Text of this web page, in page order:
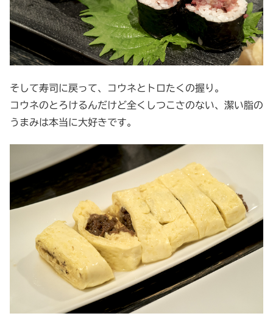
そして寿司に戻って、コウネとトロたくの握り。
コウネのとろけるんだけど全くしつこさのない、潔い脂の
うまみは本当に大好きです。